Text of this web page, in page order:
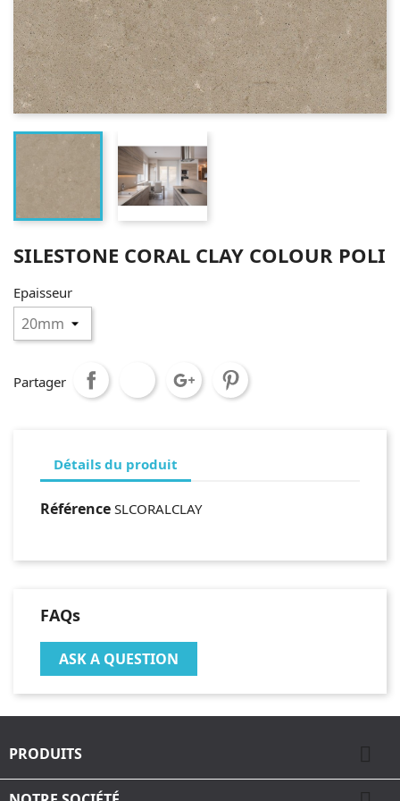
SILESTONE CORAL CLAY COLOUR POLI
Epaisseur
Partager
Détails du produit
Référence SLCORALCLAY
FAQs
ASK A QUESTION
PRODUITS 